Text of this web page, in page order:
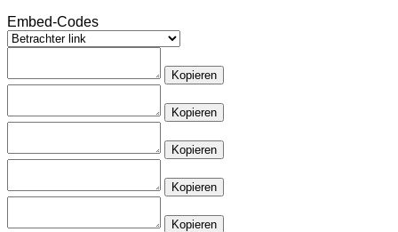
Embed-Codes
Kopieren
Kopieren
Kopieren
Kopieren
Kopieren